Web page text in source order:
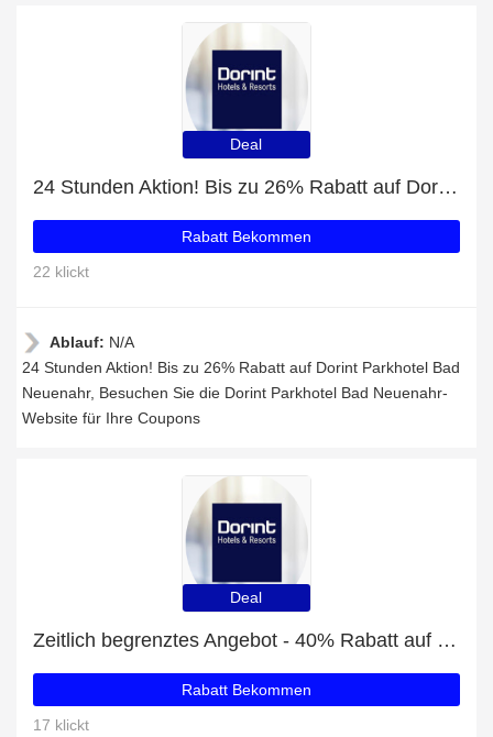
Deal
24 Stunden Aktion! Bis zu 26% Rabatt auf Dorint Parkhotel Bad Neuenahr
Rabatt Bekommen
22 klickt
Ablauf: N/A
24 Stunden Aktion! Bis zu 26% Rabatt auf Dorint Parkhotel Bad
Neuenahr, Besuchen Sie die Dorint Parkhotel Bad Neuenahr-
Website für Ihre Coupons
Deal
Zeitlich begrenztes Angebot - 40% Rabatt auf Dorint Hotel Schwarzwald
Rabatt Bekommen
17 klickt